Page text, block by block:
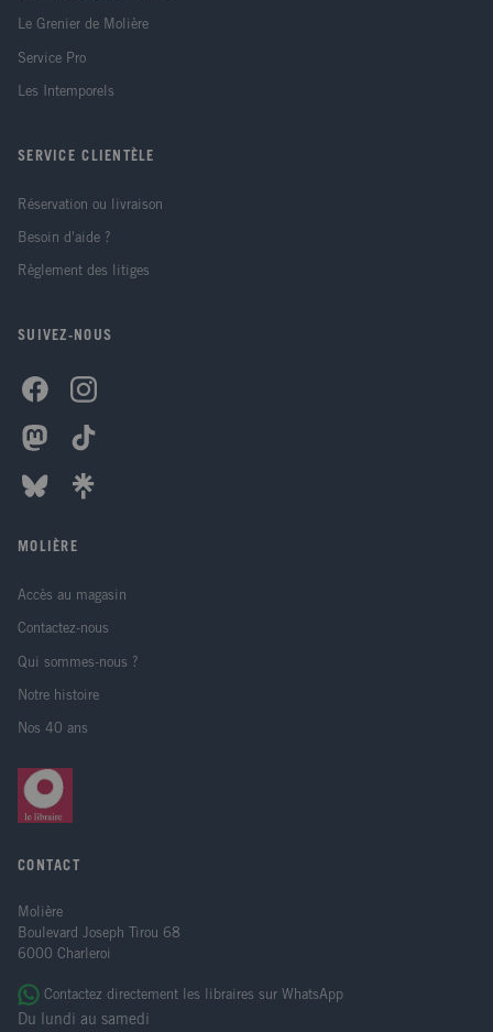
Le Grenier de Molière
Service Pro
Les Intemporels
SERVICE CLIENTÈLE
Réservation ou livraison
Besoin d'aide ?
Règlement des litiges
SUIVEZ-NOUS
MOLIÈRE
Accès au magasin
Contactez-nous
Qui sommes-nous ?
Notre histoire
Nos 40 ans
CONTACT
Molière
Boulevard Joseph Tirou 68
6000 Charleroi
Contactez directement les libraires sur WhatsApp
Du lundi au samedi